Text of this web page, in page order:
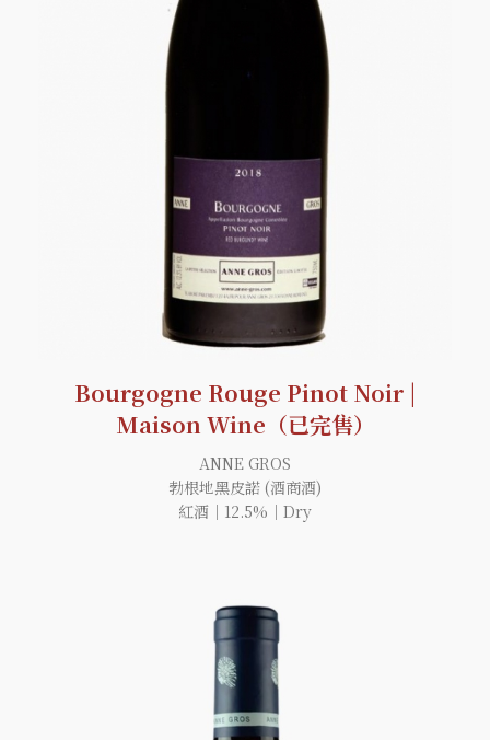
Bourgogne Rouge Pinot Noir |
Maison Wine（已完售）
ANNE GROS
勃根地黑皮諾 (酒商酒)
紅酒｜12.5%｜Dry